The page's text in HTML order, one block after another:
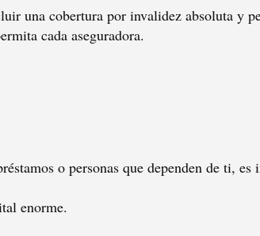
una cobertura por invalidez absoluta y
cada aseguradora.
o personas que dependen de ti,
enorme.